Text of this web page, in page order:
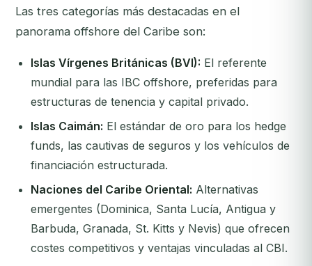
Las tres categorías más destacadas en el
panorama offshore del Caribe son:
Islas Vírgenes Británicas (BVI): El referente
mundial para las IBC offshore, preferidas para
estructuras de tenencia y capital privado.
Islas Caimán: El estándar de oro para los hedge
funds, las cautivas de seguros y los vehículos de
financiación estructurada.
Naciones del Caribe Oriental: Alternativas
emergentes (Dominica, Santa Lucía, Antigua y
Barbuda, Granada, St. Kitts y Nevis) que ofrecen
costes competitivos y ventajas vinculadas al CBI.